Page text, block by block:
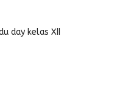
day kelas XII